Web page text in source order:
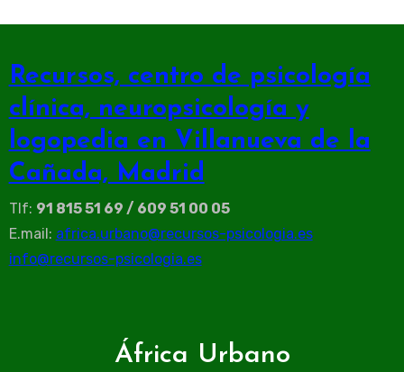
Recursos, centro de psicología
clínica, neuropsicología y
logopedia en Villanueva de la
Cañada, Madrid
Tlf: 91 815 51 69 / 609 51 00 05
E.mail: africa.urbano@recursos-psicologia.es
info@recursos-psicologia.es
África Urbano